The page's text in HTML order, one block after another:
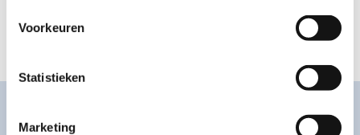
Voorkeuren
Statistieken
Marketing
bel ons
033 - 469 23 23